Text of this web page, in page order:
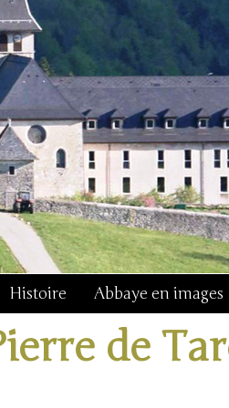
Histoire Abbaye en images
de